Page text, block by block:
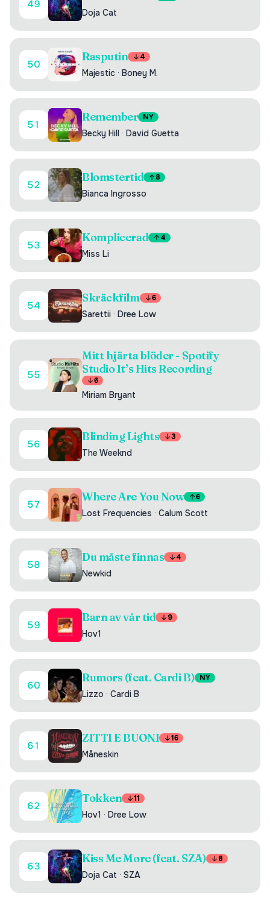
49
Doja Cat
50
Rasputin 4
Majestic · Boney M.
51
Remember NY
Becky Hill · David Guetta
52
Blomstertid 8
Bianca Ingrosso
53
Komplicerad 4
Miss Li
54
Skräckfilm 6
Sarettii · Dree Low
55
Mitt hjärta blöder - Spotify
Studio It’s Hits Recording
6
Miriam Bryant
56
Blinding Lights 3
The Weeknd
57
Where Are You Now 6
Lost Frequencies · Calum Scott
58
Du måste finnas 4
Newkid
59
Barn av vår tid 9
Hov1
60
Rumors (feat. Cardi B) NY
Lizzo · Cardi B
61
ZITTI E BUONI 16
Måneskin
62
Tokken 11
Hov1 · Dree Low
63
Kiss Me More (feat. SZA) 8
Doja Cat · SZA